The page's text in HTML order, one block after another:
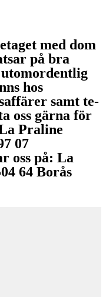
med dom
på bra
hos
samt te-
oss gärna för
Praline
07
oss på: La
64 Borås